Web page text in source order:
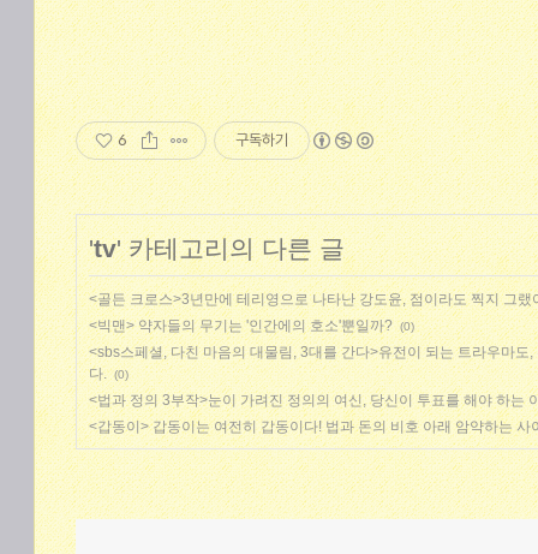
6 구독하기
'tv' 카테고리의 다른 글
<골든 크로스>3년만에 테리영으로 나타난 강도윤, 점이라도 찍지 그랬
<빅맨> 약자들의 무기는 '인간에의 호소'뿐일까? (0)
<sbs스페셜, 다친 마음의 대물림, 3대를 간다>유전이 되는 트라우마도
다. (0)
<법과 정의 3부작>눈이 가려진 정의의 여신, 당신이 투표를 해야 하는
<갑동이> 갑동이는 여전히 갑동이다! 법과 돈의 비호 아래 암약하는 사